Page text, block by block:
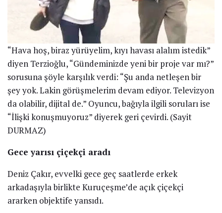
“Hava hoş, biraz yürüyelim, kıyı havası alalım istedik”
diyen Terzioğlu, “Gündeminizde yeni bir proje var mı?”
sorusuna şöyle karşılık verdi: “Şu anda netleşen bir
şey yok. Lakin görüşmelerim devam ediyor. Televizyon
da olabilir, dijital de.” Oyuncu, bağıyla ilgili soruları ise
“İlişki konuşmuyoruz” diyerek geri çevirdi. (Sayit
DURMAZ)
Gece yarısı çiçekçi aradı
Deniz Çakır, evvelki gece geç saatlerde erkek
arkadaşıyla birlikte Kuruçeşme’de açık çiçekçi
ararken objektife yansıdı.